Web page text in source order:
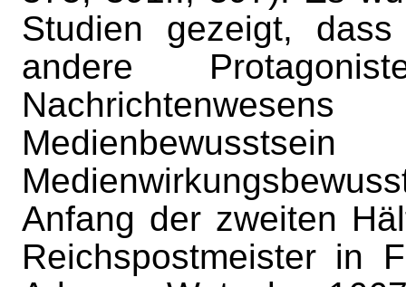
Studien gezeigt,
andere
Anfang der zweiten
Reichspostmeister in